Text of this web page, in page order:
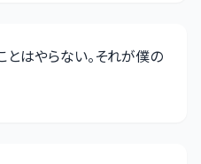
はやらない。それが僕の